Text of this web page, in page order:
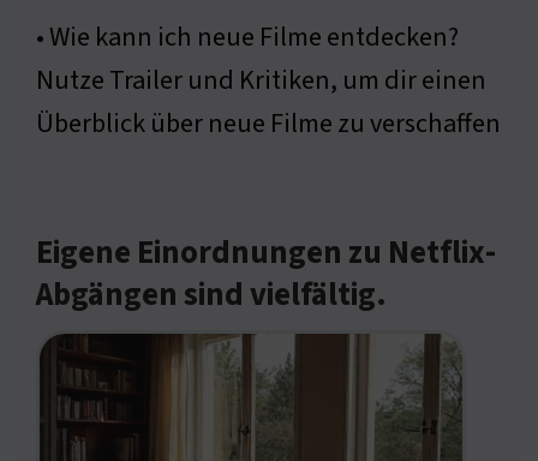
• Wie kann ich neue Filme entdecken?
Nutze Trailer und Kritiken, um dir einen
Überblick über neue Filme zu verschaffen
Eigene Einordnungen zu Netflix-
Abgängen sind vielfältig.